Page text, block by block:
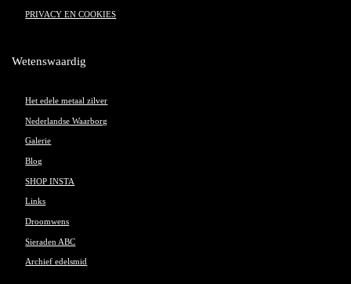
PRIVACY EN COOKIES
Wetenswaardig
Het edele metaal zilver
Nederlandse Waarborg
Galerie
Blog
SHOP INSTA
Links
Droomwens
Sieraden ABC
Archief edelsmid